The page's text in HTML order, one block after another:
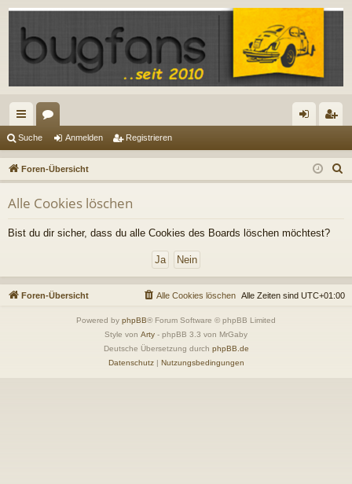
ch
ne
llz
ug
riff
en m
el
n
ist
rie
Suche Anmelden Registrieren
Foren-Übersicht
u
Alle Cookies löschen
Bist du dir sicher, dass du alle Cookies des Boards löschen möchtest?
Foren-Übersicht Alle Zeiten sind UTC+01:00
Alle Cookies löschen
Powered by phpBB® Forum Software © phpBB Limited
Style von Arty - phpBB 3.3 von MrGaby
Deutsche Übersetzung durch phpBB.de
Datenschutz| Nutzungsbedingungen